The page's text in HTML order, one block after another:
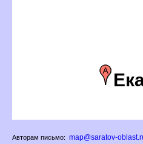
Авторам письмо: map@saratov-